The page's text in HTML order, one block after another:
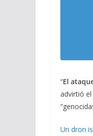
“El
advirtió
Un dron